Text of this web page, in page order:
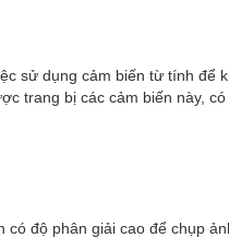
sử dụng cảm biến từ tính để
trang bị các cảm biến này,
độ phân giải cao để chụp